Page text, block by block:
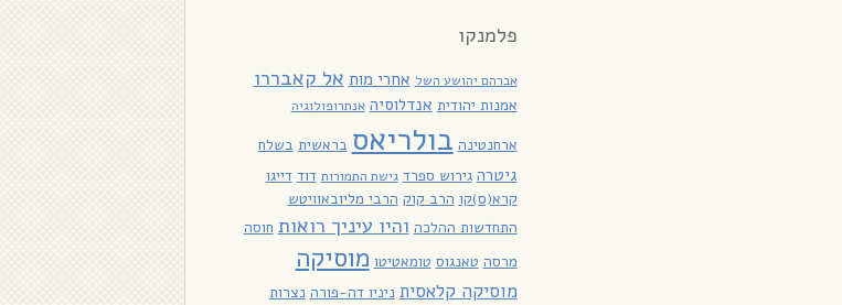
פלמנקו
אברהם יהושע השל אחרי מות אל קאבררו
אמנות יהודית אנדלוסיה אנתרופולוגיה
ארחנטינה בולריאס בראשית בשלח
גיטרה גירוש ספרד גישת התמורות דוד דייגו
קרא(ס)קו הרב קוק הרבי מליובאוויטש
התחדשות ההלכה והיו עיניך רואות חוסה
מרסה טאנגוס טומאטיטו מוסיקה
מוסיקה קלאסית ניניו דה-פורה נצרות